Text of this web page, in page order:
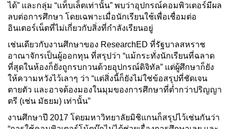
ได้” และกลุ่ม “แท็บเล็ตเท่านั้น” พบว่าอุปกรณ์คอมพิวเตอร์มีผล
ลบต่อการศึกษา โดยเฉพาะเมื่อนักเรียนใช้เพื่อเชื่อมต่อ
อินเตอร์เน็ตที่ไม่เกี่ยวกับสิ่งที่กำลังเรียนอยู่
เช่นเดียวกับงานศึกษาของ ResearchED ที่รัฐบาลสหราช
อาณาจักรเป็นผู้ออกทุน ที่สรุปว่า “แม้กระทั่งนักเรียนที่ฉลาด
ที่สุดในห้องก็ยังถูกรบกวนด้วยอุปกรณ์ดิจิทัล” แต่ผู้ศึกษาก็ยัง
ให้ความหวังไว้เลาๆ ว่า “แต่สิ่งนี้ก็ยังไม่ใช่ข้อสรุปที่ชัดเจน
ตายตัว และอาจต้องมองในมุมของการศึกษาที่ต่ำกว่าปริญญา
ตรี (เช่น มัธยม) เท่านั้น”
งานศึกษาปี 2017 โดยมหาวิทยาลัยมิชิแกนก็สรุปไว้เช่นกันว่า